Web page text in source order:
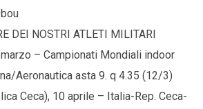
DEI NOSTRI ATLETI MILITARI
– Campionati Mondiali indoor
Aeronautica asta 9. q 4.35 (12/3)
Ceca), 10 aprile – Italia-Rep. Ceca-